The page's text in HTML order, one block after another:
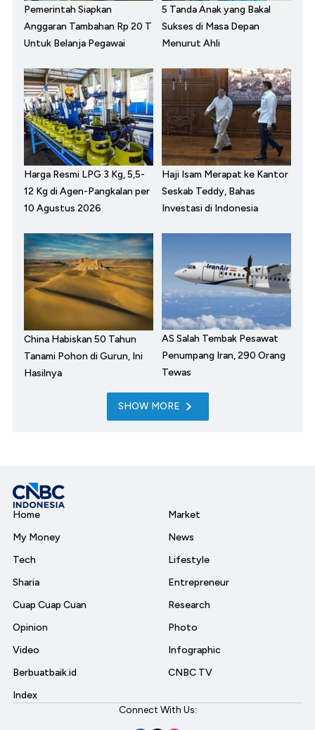
Pemerintah Siapkan
Anggaran Tambahan Rp 20 T
Untuk Belanja Pegawai
5 Tanda Anak yang Bakal
Sukses di Masa Depan
Menurut Ahli
Harga Resmi LPG 3 Kg, 5,5-
12 Kg di Agen-Pangkalan per
10 Agustus 2026
Haji Isam Merapat ke Kantor
Seskab Teddy, Bahas
Investasi di Indonesia
China Habiskan 50 Tahun
Tanami Pohon di Gurun, Ini
Hasilnya
AS Salah Tembak Pesawat
Penumpang Iran, 290 Orang
Tewas
SHOW MORE
Home
My Money
Tech
Sharia
Cuap Cuap Cuan
Opinion
Video
Berbuatbaik.id
Index
Market
News
Lifestyle
Entrepreneur
Research
Photo
Infographic
CNBC TV
Connect With Us: